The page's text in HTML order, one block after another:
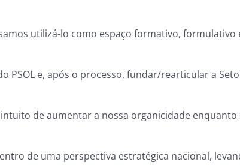
utilizá-lo como espaço formativo, formulativo
PSOL e, após o processo, fundar/rearticular a
de aumentar a nossa organicidade
de uma perspectiva estratégica nacional,